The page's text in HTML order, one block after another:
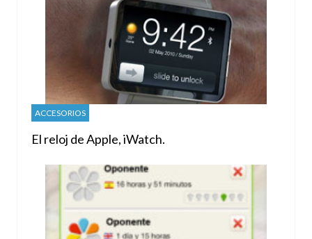
ACCESORIOS
El reloj de Apple, iWatch.